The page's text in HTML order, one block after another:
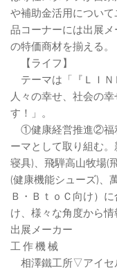
や補助金活用につい
品コーナーには出展
の特価商材を揃える。
【ライフ】
テーマは「『ＬＩ
人々の幸せ、社会の
す！」。
①健康経営推進②福
ーマとして取り組む
寝具)、飛騨高山牧場(
(健康機能シューズ)、
Ｂ・ＢｔｏＣ向け）
け、様々な角度から情
出展メーカー
工 作 機 械
相澤鐵工所▽アイセ